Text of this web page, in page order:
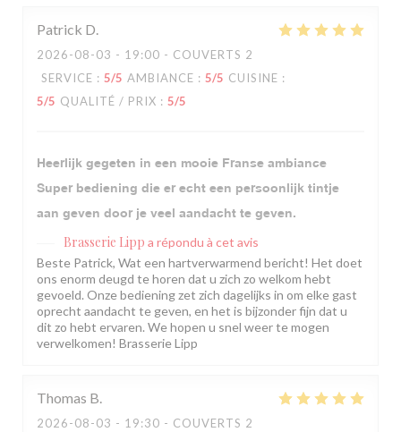
Patrick D
2026-08-03 - 19:00 - COUVERTS 2
SERVICE : 5/5 AMBIANCE : 5/5 CUISINE :
5/5 QUALITÉ / PRIX : 5/5
Heerlijk gegeten in een mooie Franse ambiance
Super bediening die er echt een persoonlijk tintje
aan geven door je veel aandacht te geven.
Brasserie Lipp a répondu à cet avis
Beste Patrick, Wat een hartverwarmend bericht! Het doet
ons enorm deugd te horen dat u zich zo welkom hebt
gevoeld. Onze bediening zet zich dagelijks in om elke gast
oprecht aandacht te geven, en het is bijzonder fijn dat u
dit zo hebt ervaren. We hopen u snel weer te mogen
verwelkomen! Brasserie Lipp
Thomas B
2026-08-03 - 19:30 - COUVERTS 2